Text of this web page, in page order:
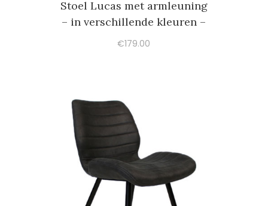
Stoel Lucas met armleuning
– in verschillende kleuren –
€179.00